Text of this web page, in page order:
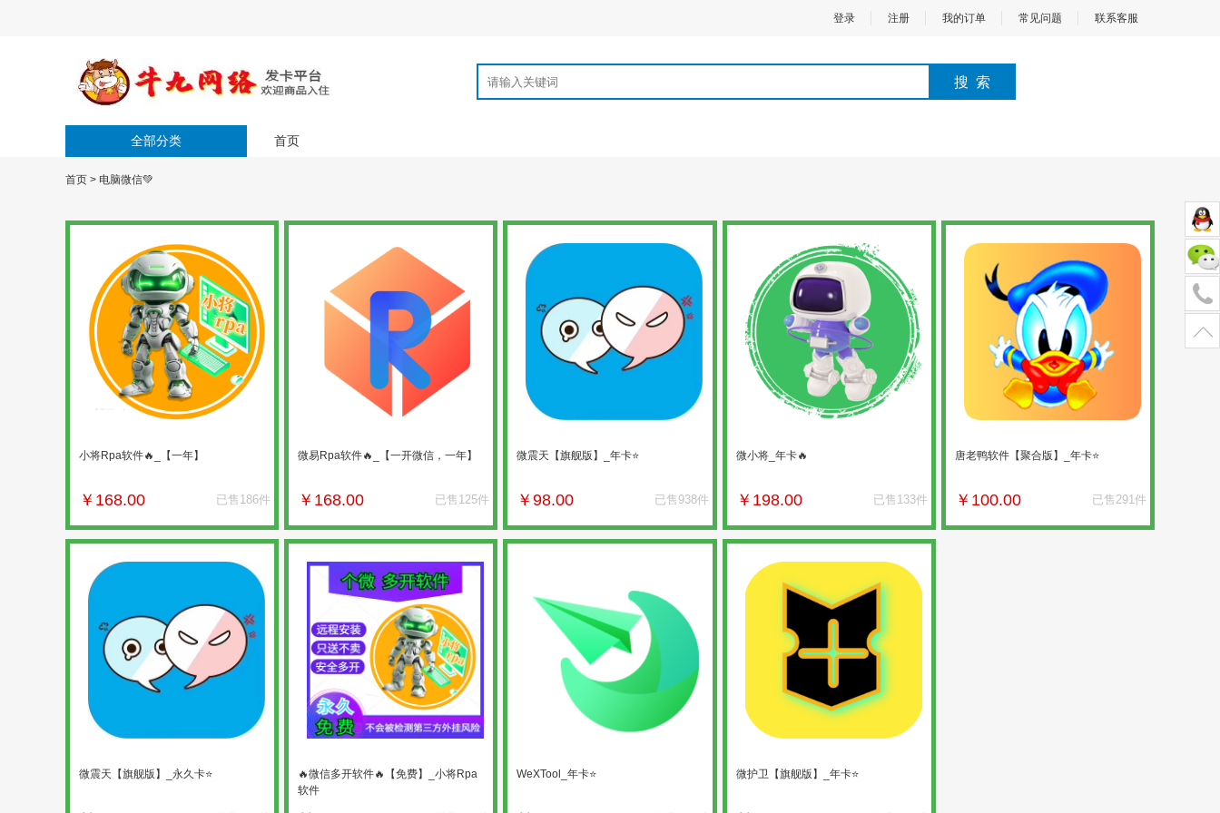
登录 注册 我的订单 常见问题 联系客服
全部分类 首页
首页 > 电脑微信💚
小将Rpa软件🔥_【一年】
￥ 168.00 已售186件
微易Rpa软件🔥_【一开微信，一年】
￥ 168.00 已售125件
微震天【旗舰版】_年卡⭐
￥98.00 已售938件
微小将_年卡🔥
￥ 198.00 已售133件
唐老鸭软件【聚合版】_年卡⭐
￥ 100.00 已售291件
微震天【旗舰版】_永久卡⭐
🔥微信多开软件🔥【免费】_小将Rpa
软件
WeXTool_年卡⭐ 微护卫【旗舰版】_年卡⭐